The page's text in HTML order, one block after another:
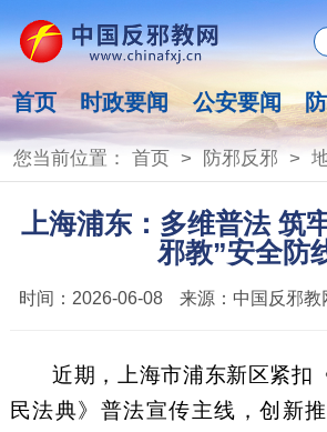
首页 时政要闻 公安要闻
您当前位置： 首页> 防邪反邪 >
上海浦东：多维普法 筑
邪教”安全防
时间： 2026-06-08 来源： 中国反邪教
近期，上海市浦东新区紧扣
民法典》 普法宣传主线，创新